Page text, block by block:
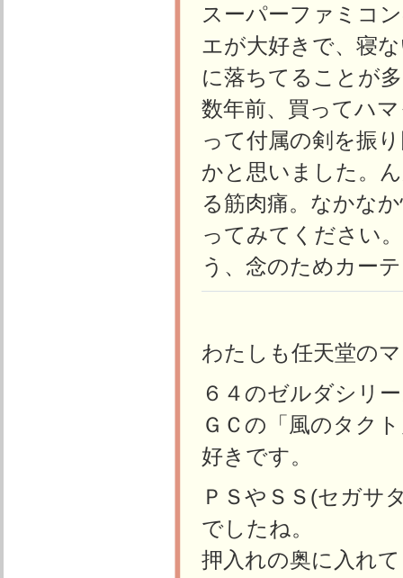
スーパーファミコ
エが大好きで、寝
に落ちてることが
数年前、買ってハ
って付属の剣を振
かと思いました。
る筋肉痛。なかな
ってみてください
う、念のためカー
わたしも任天堂の
６４のゼルダシリ
ＧＣの「風のタク
好きです。
ＰＳやＳＳ(セガサ
でしたね。
押入れの奥に入れ